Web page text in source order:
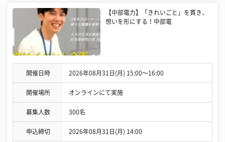
【中部電力】「きれいごと」を貫き、
想いを形にする！中部電
開催日時 2026年08月31日(月) 15:00〜16:00
開催場所 オンラインにて実施
募集人数 300名
申込締切 2026年08月31日(月) 14:00